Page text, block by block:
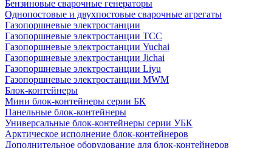
Бензиновые сварочные генераторы
Однопостовые и двухпостовые сварочные агрегаты
Газопоршневые электростанции
Газопоршневые электростанции ТСС
Газопоршневые электростанции Yuchai
Газопоршневые электростанции Jichai
Газопоршневые электростанции Liyu
Газопоршневые электростанции MWM
Блок-контейнеры
Мини блок-контейнеры серии БК
Панельные блок-контейнеры
Универсальные блок-контейнеры серии УБК
Арктическое исполнение блок-контейнеров
Дополнительное оборудование для блок-контейнеров